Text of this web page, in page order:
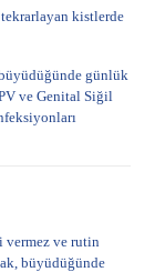
kistlerde
günlük
ve Genital Siğil
ve rutin
büyüdüğünde